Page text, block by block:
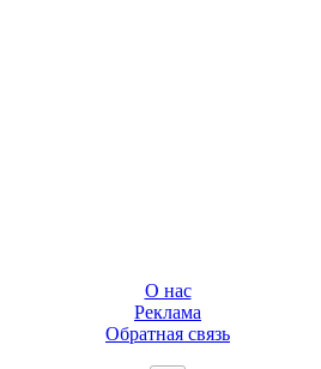
О нас
Реклама
Обратная связь